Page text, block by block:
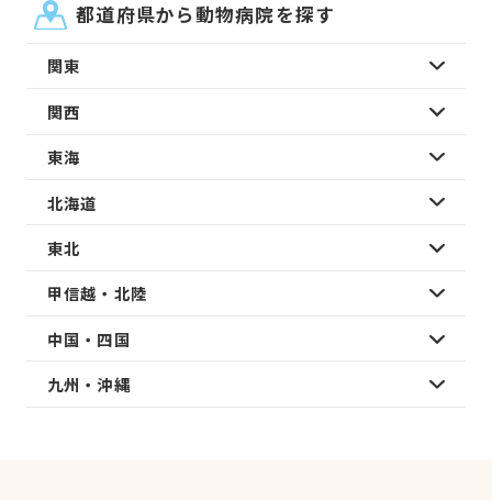
都道府県から動物病院を探す
関東
関西
東海
北海道
東北
甲信越・北陸
中国・四国
九州・沖縄